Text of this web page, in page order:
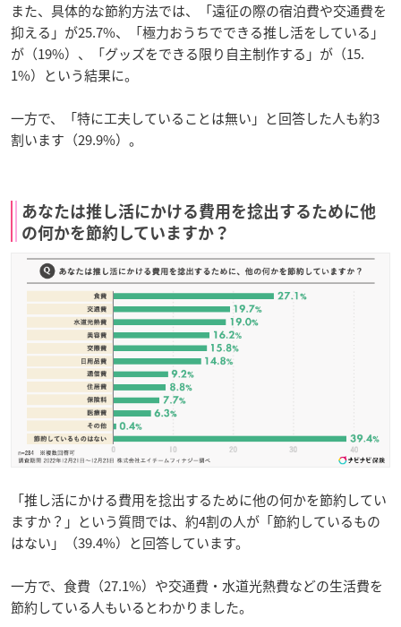
また、具体的な節約方法では、「遠征の際の宿泊費や交通費を
抑える」が25.7%、「極力おうちでできる推し活をしている」
が（19%）、「グッズをできる限り自主制作する」が（15.
1%）という結果に。
一方で、「特に工夫していることは無い」と回答した人も約3
割います（29.9%）。
あなたは推し活にかける費用を捻出するために他
の何かを節約していますか？
「推し活にかける費用を捻出するために他の何かを節約してい
ますか？」という質問では、約4割の人が「節約しているもの
はない」（39.4%）と回答しています。
一方で、食費（27.1%）や交通費・水道光熱費などの生活費を
節約している人もいるとわかりました。